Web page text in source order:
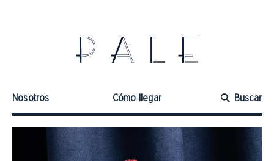
Nosotros Cómo llegar Buscar